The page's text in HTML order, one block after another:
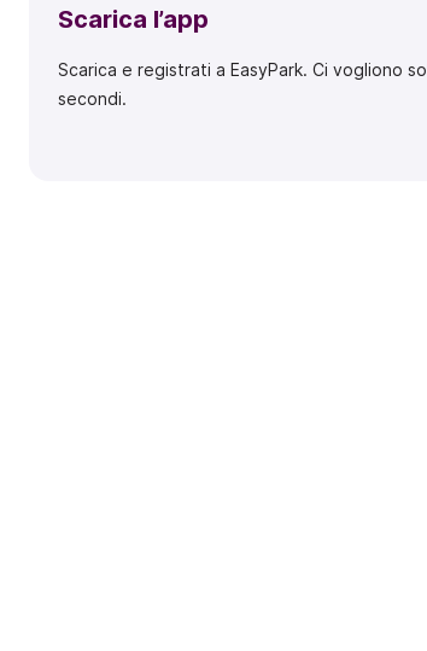
Scarica l’app
Scarica e registrati a EasyPark. Ci vogliono
secondi.